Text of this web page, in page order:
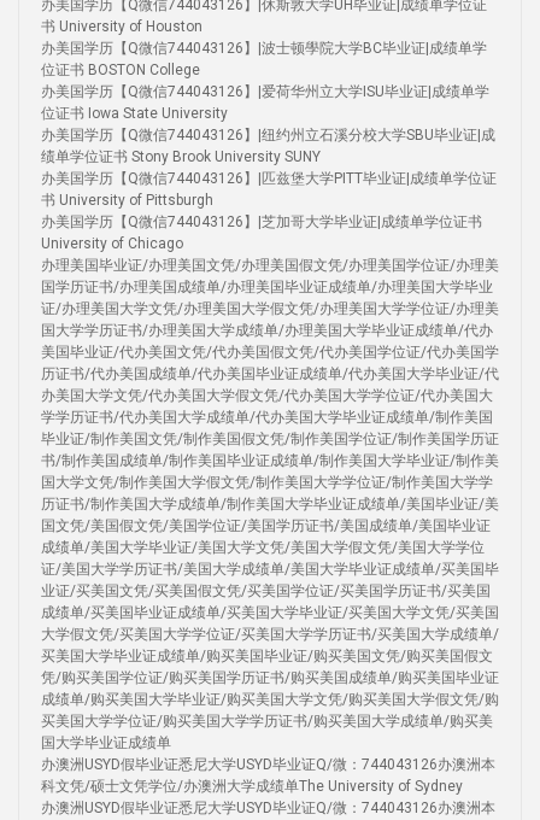
办美国学历【Q微信744043126】|休斯敦大学UH毕业证|成绩单学位证
书 University of Houston
办美国学历【Q微信744043126】|波士顿學院大学BC毕业证|成绩单学
位证书 BOSTON College
办美国学历【Q微信744043126】|爱荷华州立大学ISU毕业证|成绩单学
位证书 Iowa State University
办美国学历【Q微信744043126】|纽约州立石溪分校大学SBU毕业证|成
绩单学位证书 Stony Brook University SUNY
办美国学历【Q微信744043126】|匹兹堡大学PITT毕业证|成绩单学位证
书 University of Pittsburgh
办美国学历【Q微信744043126】|芝加哥大学毕业证|成绩单学位证书
University of Chicago
办理美国毕业证/办理美国文凭/办理美国假文凭/办理美国学位证/办理美
国学历证书/办理美国成绩单/办理美国毕业证成绩单/办理美国大学毕业
证/办理美国大学文凭/办理美国大学假文凭/办理美国大学学位证/办理美
国大学学历证书/办理美国大学成绩单/办理美国大学毕业证成绩单/代办
美国毕业证/代办美国文凭/代办美国假文凭/代办美国学位证/代办美国学
历证书/代办美国成绩单/代办美国毕业证成绩单/代办美国大学毕业证/代
办美国大学文凭/代办美国大学假文凭/代办美国大学学位证/代办美国大
学学历证书/代办美国大学成绩单/代办美国大学毕业证成绩单/制作美国
毕业证/制作美国文凭/制作美国假文凭/制作美国学位证/制作美国学历证
书/制作美国成绩单/制作美国毕业证成绩单/制作美国大学毕业证/制作美
国大学文凭/制作美国大学假文凭/制作美国大学学位证/制作美国大学学
历证书/制作美国大学成绩单/制作美国大学毕业证成绩单/美国毕业证/美
国文凭/美国假文凭/美国学位证/美国学历证书/美国成绩单/美国毕业证
成绩单/美国大学毕业证/美国大学文凭/美国大学假文凭/美国大学学位
证/美国大学学历证书/美国大学成绩单/美国大学毕业证成绩单/买美国毕
业证/买美国文凭/买美国假文凭/买美国学位证/买美国学历证书/买美国
成绩单/买美国毕业证成绩单/买美国大学毕业证/买美国大学文凭/买美国
大学假文凭/买美国大学学位证/买美国大学学历证书/买美国大学成绩单/
买美国大学毕业证成绩单/购买美国毕业证/购买美国文凭/购买美国假文
凭/购买美国学位证/购买美国学历证书/购买美国成绩单/购买美国毕业证
成绩单/购买美国大学毕业证/购买美国大学文凭/购买美国大学假文凭/购
买美国大学学位证/购买美国大学学历证书/购买美国大学成绩单/购买美
国大学毕业证成绩单
办澳洲USYD假毕业证悉尼大学USYD毕业证Q/微：744043126办澳洲本
科文凭/硕士文凭学位/办澳洲大学成绩单The University of Sydney
办澳洲USYD假毕业证悉尼大学USYD毕业证Q/微：744043126办澳洲本